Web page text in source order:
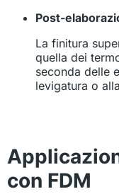
Post-
La finitura
quella dei
seconda delle
levigatura o
con FDM